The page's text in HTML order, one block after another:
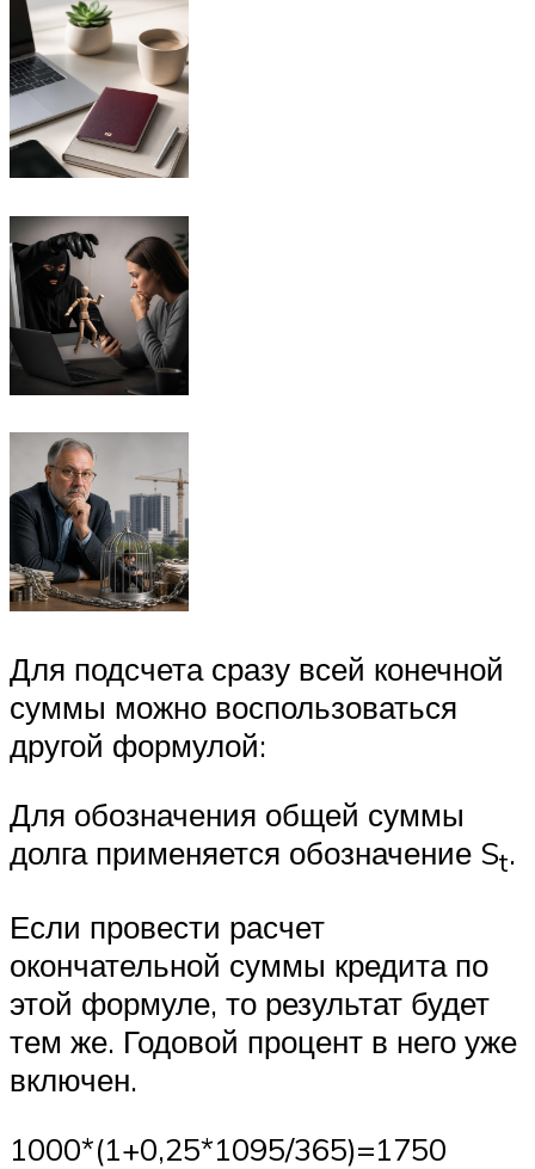
Для подсчета сразу всей конечной
суммы можно воспользоваться
другой формулой:
Для обозначения общей суммы
долга применяется обозначение St.
Если провести расчет
окончательной суммы кредита по
этой формуле, то результат будет
тем же. Годовой процент в него уже
включен.
1000*(1+0,25*1095/365)=1750